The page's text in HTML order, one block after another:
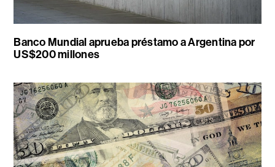
Banco Mundial aprueba préstamo a Argentina por
US$200 millones